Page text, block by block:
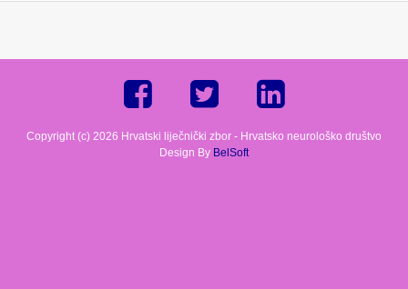
Copyright (c) 2026 Hrvatski liječnički zbor - Hrvatsko neurološko društvo
Design By BelSoft